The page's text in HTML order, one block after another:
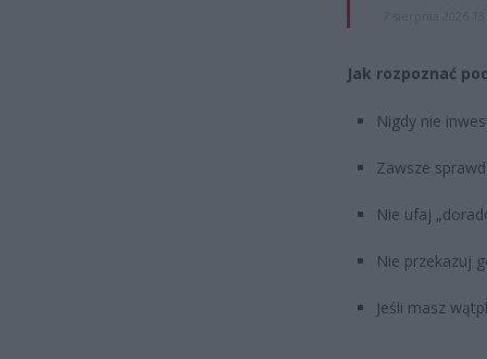
Jak rozpoznać
Nigdy nie
Zawsze
Nie ufaj
Nie przekazuj
Jeśli masz